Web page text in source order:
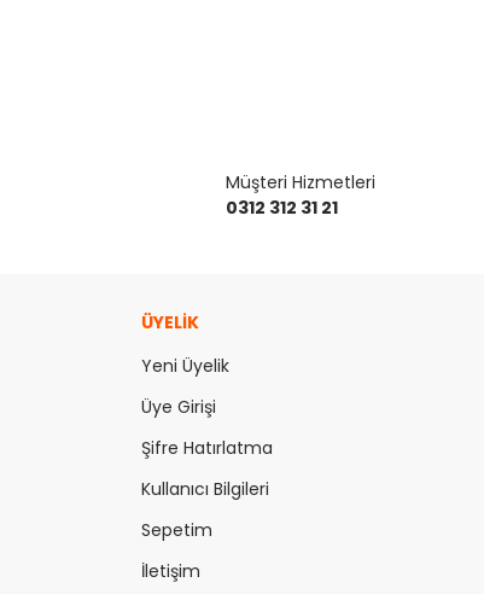
Müşteri Hizmetleri
0312 312 31 21
ÜYELİK
Yeni Üyelik
Üye Girişi
Şifre Hatırlatma
Kullanıcı Bilgileri
Sepetim
İletişim